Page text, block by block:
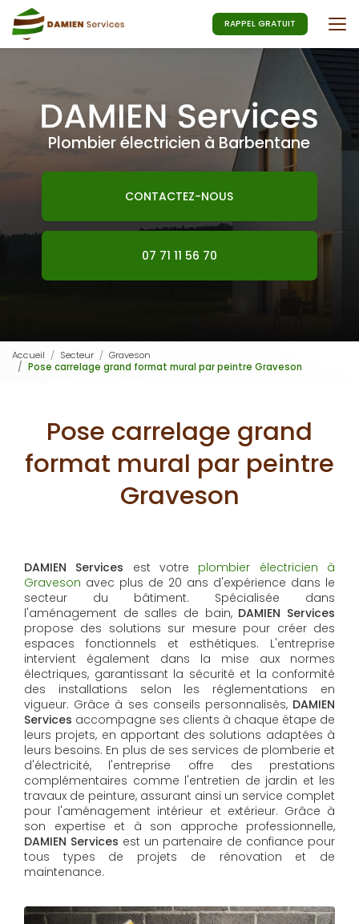
au
contenu
principal
RAPPEL GRATUIT
Plombier électricien à Barbentane
CONTACTEZ-NOUS
07 71 11 56 70
Accueil Secteur
Graveson
Pose carrelage grand format mural par peintre Graveson
Pose carrelage grand
format mural par peintre
Graveson
DAMIEN Services est votre plombier électricien à
Graveson avec plus de 20 ans d'expérience dans le
secteur du bâtiment. Spécialisée dans
l'aménagement de salles de bain, DAMIEN Services
propose des solutions sur mesure pour créer des
espaces fonctionnels et esthétiques. L'entreprise
intervient également dans la mise aux normes
électriques, garantissant la sécurité et la conformité
des installations selon les réglementations en
vigueur. Grâce à ses conseils personnalisés, DAMIEN
Services accompagne ses clients à chaque étape de
leurs projets, en apportant des solutions adaptées à
leurs besoins. En plus de ses services de plomberie et
d'électricité, l'entreprise offre des prestations
complémentaires comme l'entretien de jardin et les
travaux de peinture, assurant ainsi un service complet
pour l'aménagement intérieur et extérieur. Grâce à
son expertise et à son approche professionnelle,
DAMIEN Services​​​​​​​ est un partenaire de confiance pour
tous types de projets de rénovation et de
maintenance.